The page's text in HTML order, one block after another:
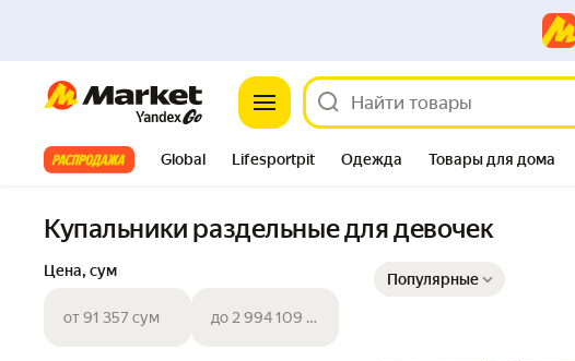
Market
Все хиты Global Lifesportpit Одежда Товары для дома
Купальники раздельные для девочек
Цена, сум
от 91 357 сум до 2 994 109 сум
Популярные